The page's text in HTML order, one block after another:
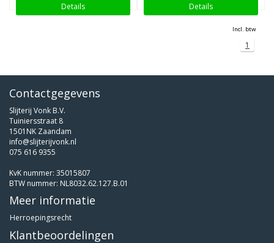
Details
Details
Incl. btw
1
Contactgegevens
Slijterij Vonk B.V.
Tuiniersstraat 8
1501NK Zaandam
info@slijterijvonk.nl
075 616 9355
KvK nummer: 35015807
BTW nummer: NL8032.62.127.B.01
Meer informatie
Herroepingsrecht
Klantbeoordelingen